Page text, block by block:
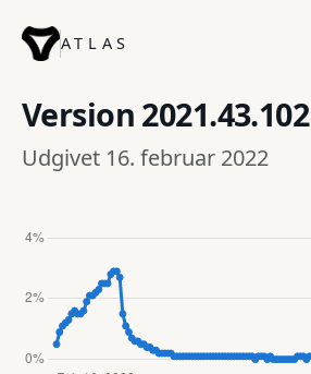
ATLAS
Version 2021.43.102
Udgivet 16. februar 2022